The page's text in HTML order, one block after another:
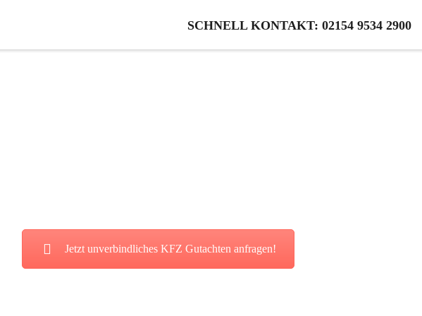
SCHNELL KONTAKT: 02154 9534 2900
Jetzt unverbindliches KFZ Gutachten anfragen!